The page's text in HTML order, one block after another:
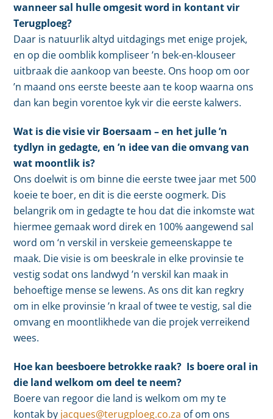
wanneer sal hulle omgesit word in kontant vir
Terugploeg?
Daar is natuurlik altyd uitdagings met enige projek,
en op die oomblik kompliseer ’n bek-en-klouseer
uitbraak die aankoop van beeste. Ons hoop om oor
’n maand ons eerste beeste aan te koop waarna ons
dan kan begin vorentoe kyk vir die eerste kalwers.
Wat is die visie vir Boersaam – en het julle ’n
tydlyn in gedagte, en ’n idee van die omvang van
wat moontlik is?
Ons doelwit is om binne die eerste twee jaar met 500
koeie te boer, en dit is die eerste oogmerk. Dis
belangrik om in gedagte te hou dat die inkomste wat
hiermee gemaak word direk en 100% aangewend sal
word om ‘n verskil in verskeie gemeenskappe te
maak. Die visie is om beeskrale in elke provinsie te
vestig sodat ons landwyd ’n verskil kan maak in
behoeftige mense se lewens. As ons dit kan regkry
om in elke provinsie ’n kraal of twee te vestig, sal die
omvang en moontlikhede van die projek verreikend
wees.
Hoe kan beesboere betrokke raak? Is boere oral in
die land welkom om deel te neem?
Boere van regoor die land is welkom om my te
kontak by jacques@terugploeg.co.za of om ons